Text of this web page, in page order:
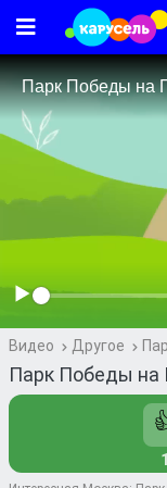
Видео Другое
Парк Победы на
1